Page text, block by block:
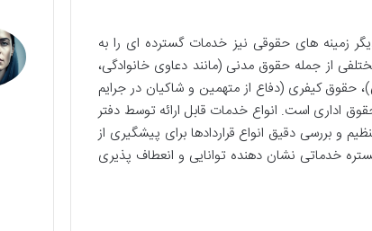
زمینه های حقوقی نیز خدمات گسترده ای را به
از جمله حقوق مدنی (مانند دعاوی خانوادگی،
حقوق کیفری (دفاع از متهمین و شاکیان در جرایم
اداری است. انواع خدمات قابل ارائه توسط دفتر
و بررسی دقیق انواع قراردادها برای پیشگیری از
خدماتی نشان دهنده توانایی و انعطاف پذیری